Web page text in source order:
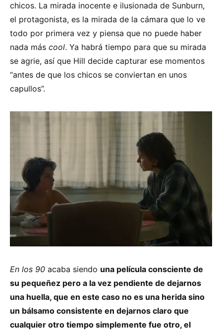
chicos. La mirada inocente e ilusionada de Sunburn,
el protagonista, es la mirada de la cámara que lo ve
todo por primera vez y piensa que no puede haber
nada más cool. Ya habrá tiempo para que su mirada
se agrie, así que Hill decide capturar ese momentos
“antes de que los chicos se conviertan en unos
capullos”.
En los 90 acaba siendo una película consciente de
su pequeñez pero a la vez pendiente de dejarnos
una huella, que en este caso no es una herida sino
un bálsamo consistente en dejarnos claro que
cualquier otro tiempo simplemente fue otro, el